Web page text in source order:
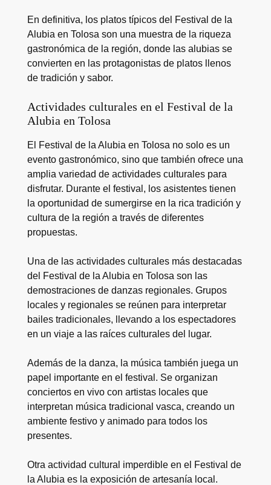
En definitiva, los platos típicos del Festival de la
Alubia en Tolosa son una muestra de la riqueza
gastronómica de la región, donde las alubias se
convierten en las protagonistas de platos llenos
de tradición y sabor.
Actividades culturales en el Festival de la
Alubia en Tolosa
El Festival de la Alubia en Tolosa no solo es un
evento gastronómico, sino que también ofrece una
amplia variedad de actividades culturales para
disfrutar. Durante el festival, los asistentes tienen
la oportunidad de sumergirse en la rica tradición y
cultura de la región a través de diferentes
propuestas.
Una de las actividades culturales más destacadas
del Festival de la Alubia en Tolosa son las
demostraciones de danzas regionales. Grupos
locales y regionales se reúnen para interpretar
bailes tradicionales, llevando a los espectadores
en un viaje a las raíces culturales del lugar.
Además de la danza, la música también juega un
papel importante en el festival. Se organizan
conciertos en vivo con artistas locales que
interpretan música tradicional vasca, creando un
ambiente festivo y animado para todos los
presentes.
Otra actividad cultural imperdible en el Festival de
la Alubia es la exposición de artesanía local.